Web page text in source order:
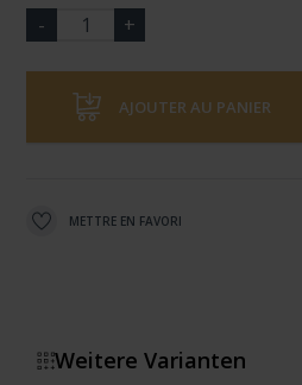
AJOUTER AU PANIER
METTRE EN FAVORI
Weitere Varianten